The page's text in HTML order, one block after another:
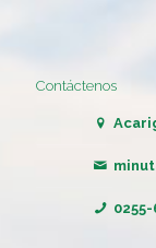
Contáctenos